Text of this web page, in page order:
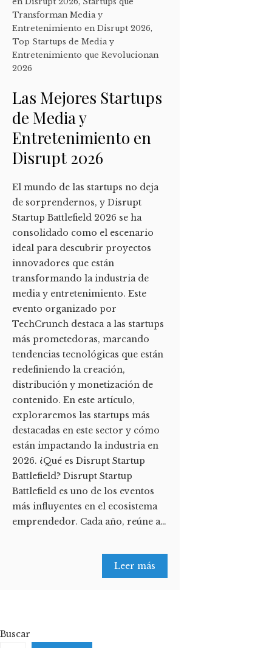
Transforman Media y
Entretenimiento en Disrupt 2026,
Top Startups de Media y
Entretenimiento que Revolucionan
2026
Las Mejores Startups
de Media y
Entretenimiento en
Disrupt 2026
El mundo de las startups no deja
de sorprendernos, y Disrupt
Startup Battlefield 2026 se ha
consolidado como el escenario
ideal para descubrir proyectos
innovadores que están
transformando la industria de
media y entretenimiento. Este
evento organizado por
TechCrunch destaca a las startups
más prometedoras, marcando
tendencias tecnológicas que están
redefiniendo la creación,
distribución y monetización de
contenido. En este artículo,
exploraremos las startups más
destacadas en este sector y cómo
están impactando la industria en
2026. ¿Qué es Disrupt Startup
Battlefield? Disrupt Startup
Battlefield es uno de los eventos
más influyentes en el ecosistema
emprendedor. Cada año, reúne a…
Leer más
Buscar